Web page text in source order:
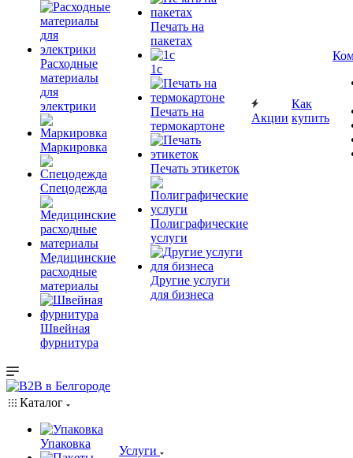
Расходные
материалы
для
электрики
Маркировка
Спецодежда
Медицинские
расходные
материалы
Швейная
фурнитура
Печать на
пакетах
1c
Печать на
термокартоне
Печать этикеток
Полиграфические
услуги
Другие услуги
для бизнеса
Акции
Как
купить
Каталог
Упаковка
Услуги